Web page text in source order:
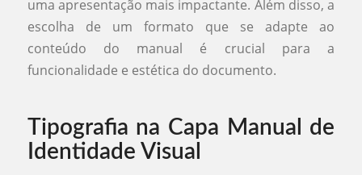
uma apresentação mais impactante. Além disso, a
escolha de um formato que se adapte ao
conteúdo do manual é crucial para a
funcionalidade e estética do documento.
Tipografia na Capa Manual de
Identidade Visual